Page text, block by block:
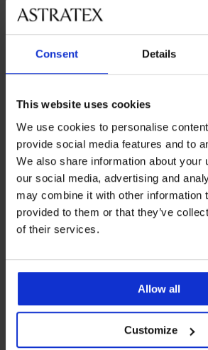
Consent Details
This website uses cookies
We use cookies to personalise
provide social media features and to
We also share information about your
our social media, advertising and
may combine it with other information
provided to them or that they’ve
of their services.
Allow all
Customize
2+1 INGYEN
3PACK MEN-A Adams férfi
bambusz bokazokni
4 190 Ftakció 2+1 INGYEN
-40%
3PACK
2 750 Ft